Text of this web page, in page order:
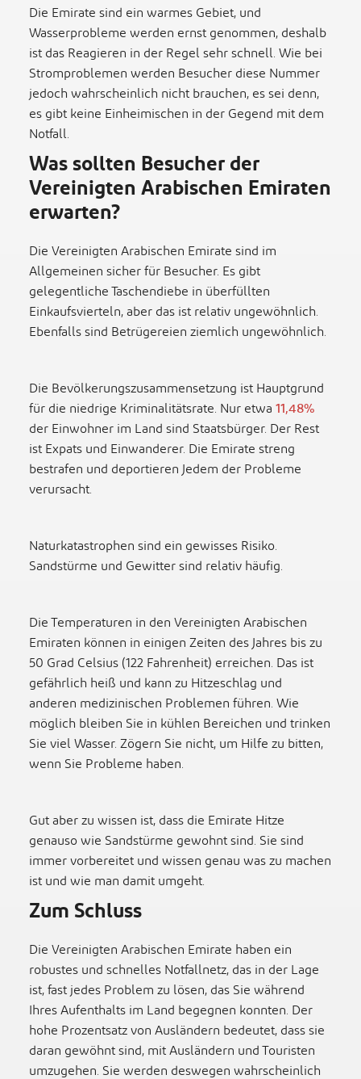
Die Emirate sind ein warmes Gebiet, und
Wasserprobleme werden ernst genommen, deshalb
ist das Reagieren in der Regel sehr schnell. Wie bei
Stromproblemen werden Besucher diese Nummer
jedoch wahrscheinlich nicht brauchen, es sei denn,
es gibt keine Einheimischen in der Gegend mit dem
Notfall.
Was sollten Besucher der
Vereinigten Arabischen Emiraten
erwarten?
Die Vereinigten Arabischen Emirate sind im
Allgemeinen sicher für Besucher. Es gibt
gelegentliche Taschendiebe in überfüllten
Einkaufsvierteln, aber das ist relativ ungewöhnlich.
Ebenfalls sind Betrügereien ziemlich ungewöhnlich.
Die Bevölkerungszusammensetzung ist Hauptgrund
für die niedrige Kriminalitätsrate. Nur etwa11,48%
der Einwohner im Land sind Staatsbürger. Der Rest
ist Expats und Einwanderer. Die Emirate streng
bestrafen und deportieren Jedem der Probleme
verursacht.
Naturkatastrophen sind ein gewisses Risiko.
Sandstürme und Gewitter sind relativ häufig.
Die Temperaturen in den Vereinigten Arabischen
Emiraten können in einigen Zeiten des Jahres bis zu
50 Grad Celsius (122 Fahrenheit) erreichen. Das ist
gefährlich heiß und kann zu Hitzeschlag und
anderen medizinischen Problemen führen. Wie
möglich bleiben Sie in kühlen Bereichen und trinken
Sie viel Wasser. Zögern Sie nicht, um Hilfe zu bitten,
wenn Sie Probleme haben.
Gut aber zu wissen ist, dass die Emirate Hitze
genauso wie Sandstürme gewohnt sind. Sie sind
immer vorbereitet und wissen genau was zu machen
ist und wie man damit umgeht.
Zum Schluss
Die Vereinigten Arabischen Emirate haben ein
robustes und schnelles Notfallnetz, das in der Lage
ist, fast jedes Problem zu lösen, das Sie während
Ihres Aufenthalts im Land begegnen konnten. Der
hohe Prozentsatz von Ausländern bedeutet, dass sie
daran gewöhnt sind, mit Ausländern und Touristen
umzugehen. Sie werden deswegen wahrscheinlich